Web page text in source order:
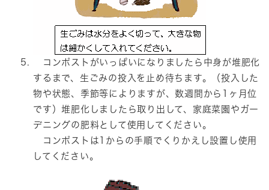
コンポストがいっぱいになりましたら中身が堆肥化
するまで、生ごみの投入を止め待ちます。（投入した
物や状態、季節等によりますが、数週間から1ヶ月位
です）堆肥化しましたら取り出して、家庭菜園やガー
デニングの肥料として使用してください。
コンポストは1からの手順でくりかえし設置し使用
してください。